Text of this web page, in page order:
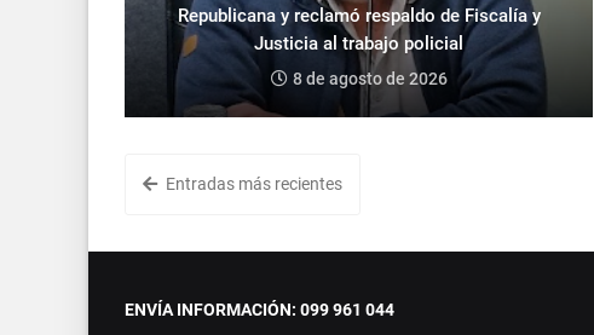
Republicana y reclamó respaldo de Fiscalía y
Justicia al trabajo policial
8 de agosto de 2026
Entradas más recientes
ENVÍA INFORMACIÓN: 099 961 044